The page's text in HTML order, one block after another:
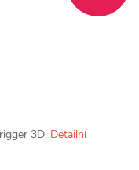
3D. Detailní